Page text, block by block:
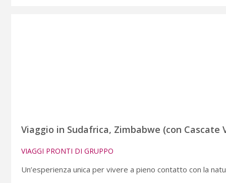
Viaggio in Sudafrica, Zimbabwe (con
VIAGGI PRONTI DI GRUPPO
Un’esperienza unica per vivere a pieno contatto con la